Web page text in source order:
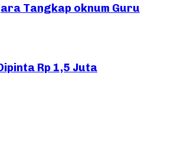
Tangkap oknum Guru
Rp 1,5 Juta